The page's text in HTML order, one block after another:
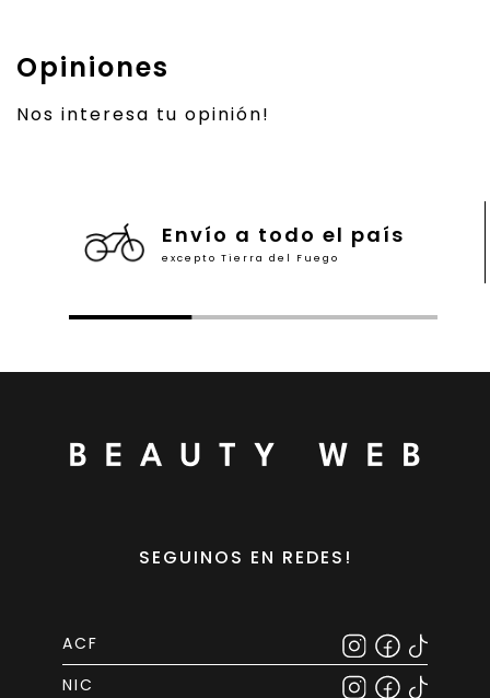
Opiniones
Nos interesa tu opinión!
Envío a todo el país
excepto Tierra del Fuego
SEGUINOS EN REDES!
ACF
NIC